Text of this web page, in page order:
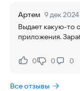
Артем 9 дек 2024
Выдает какую-то
приложения.
Нравится:
0Не нравится:
0 0
Все отзывы